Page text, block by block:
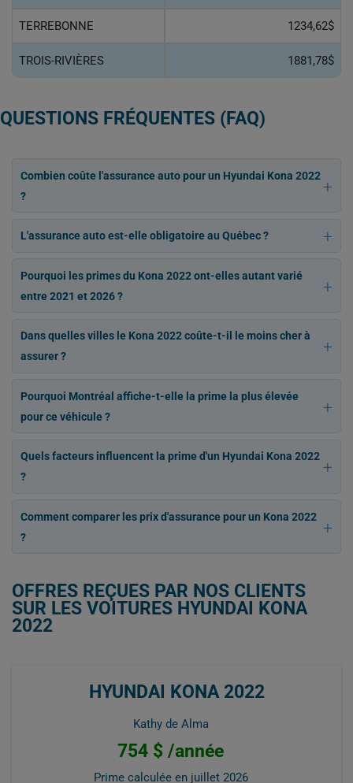
TERREBONNE 1234,62$
TROIS-RIVIÈRES 1881,78$
QUESTIONS FRÉQUENTES (FAQ)
Combien coûte l'assurance auto pour un Hyundai Kona 2022
?
L'assurance auto est-elle obligatoire au Québec ?
Pourquoi les primes du Kona 2022 ont-elles autant varié
entre 2021 et 2026 ?
Dans quelles villes le Kona 2022 coûte-t-il le moins cher à
assurer ?
Pourquoi Montréal affiche-t-elle la prime la plus élevée
pour ce véhicule ?
Quels facteurs influencent la prime d'un Hyundai Kona 2022
?
Comment comparer les prix d'assurance pour un Kona 2022
?
OFFRES REÇUES PAR NOS CLIENTS
SUR LES VOITURES HYUNDAI KONA
2022
HYUNDAI KONA 2022
Kathy de Alma
754 $ /année
Prime calculée en juillet 2026